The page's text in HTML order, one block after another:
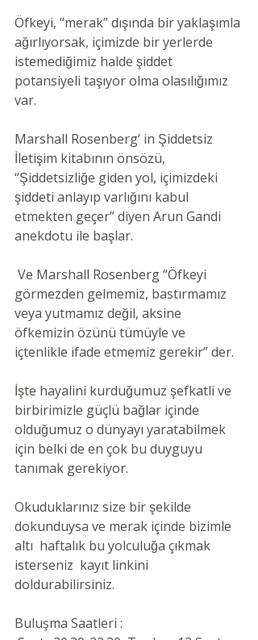
Öfkeyi, “merak” dışında bir yaklaşımla
ağırlıyorsak, içimizde bir yerlerde
istemediğimiz halde şiddet
potansiyeli taşıyor olma olasılığımız
var.
Marshall Rosenberg’ in Şiddetsiz
İletişim kitabının önsözü,
“Şiddetsizliğe giden yol, içimizdeki
şiddeti anlayıp varlığını kabul
etmekten geçer” diyen Arun Gandi
anekdotu ile başlar.
görmezden gelmemiz, bastırmamız
veya yutmamız değil, aksine
öfkemizin özünü tümüyle ve
içtenlikle ifade etmemiz gerekir” der.
İşte hayalini kurduğumuz şefkatli ve
birbirimizle güçlü bağlar içinde
olduğumuz o dünyayı yaratabilmek
için belki de en çok bu duyguyu
tanımak gerekiyor.
Okuduklarınız size bir şekilde
dokunduysa ve merak içinde bizimle
altı  haftalık bu yolculuğa çıkmak
isterseniz  kayıt linkini
doldurabilirsiniz.
Buluşma Saatleri :